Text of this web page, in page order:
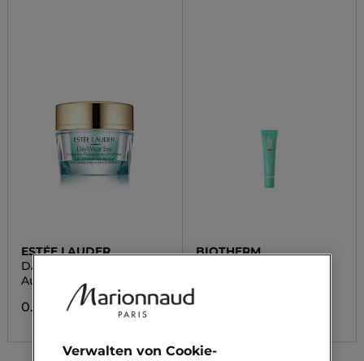
ESTÉE LAUDER
DAY WEAR
Augencreme
0.00 CHF
BIOTHERM
Verwalten von Cookie-